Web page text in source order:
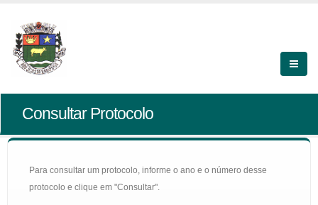
Consultar Protocolo
Para consultar um protocolo, informe o ano e o número desse
protocolo e clique em "Consultar".